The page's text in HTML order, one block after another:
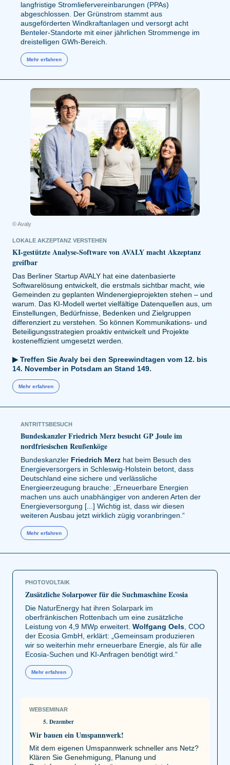
langfristige Stromliefervereinbarungen (PPAs)
abgeschlossen. Der Grünstrom stammt aus
ausgeförderten Windkraftanlagen und versorgt acht
Benteler-Standorte mit einer jährlichen Strommenge im
dreistelligen GWh-Bereich.
Mehr erfahren
© Avaly
LOKALE AKZEPTANZ VERSTEHEN
KI-gestützte Analyse-Software von AVALY macht Akzeptanz
greifbar
Das Berliner Startup AVALY hat eine datenbasierte
Softwarelösung entwickelt, die erstmals sichtbar macht, wie
Gemeinden zu geplanten Windenergieprojekten stehen – und
warum. Das KI-Modell wertet vielfältige Datenquellen aus, um
Einstellungen, Bedürfnisse, Bedenken und Zielgruppen
differenziert zu verstehen. So können Kommunikations- und
Beteiligungsstrategien proaktiv entwickelt und Projekte
kosteneffizient umgesetzt werden.
▶Treffen Sie Avaly bei den Spreewindtagen vom 12. bis
14. November in Potsdam an Stand 149.
Mehr erfahren
ANTRITTSBESUCH
Bundeskanzler Friedrich Merz besucht GP Joule im
nordfriesischen Reußenköge
Bundeskanzler Friedrich Merz hat beim Besuch des
Energieversorgers in Schleswig-Holstein betont, dass
Deutschland eine sichere und verlässliche
Energieerzeugung brauche: „Erneuerbare Energien
machen uns auch unabhängiger von anderen Arten der
Energieversorgung [...] Wichtig ist, dass wir diesen
weiteren Ausbau jetzt wirklich zügig voranbringen.“
Mehr erfahren
PHOTOVOLTAIK
Zusätzliche Solarpower für die Suchmaschine Ecosia
Die NaturEnergy hat ihren Solarpark im
oberfränkischen Rottenbach um eine zusätzliche
Leistung von 4,9 MWp erweitert. Wolfgang Oels , COO
der Ecosia GmbH, erklärt: „Gemeinsam produzieren
wir so weiterhin mehr erneuerbare Energie, als für alle
Ecosia-Suchen und KI-Anfragen benötigt wird.“
Mehr erfahren
WEBSEMINAR
5. Dezember
Wir bauen ein Umspannwerk!
Mit dem eigenen Umspannwerk schneller ans Netz?
Klären Sie Genehmigung, Planung und